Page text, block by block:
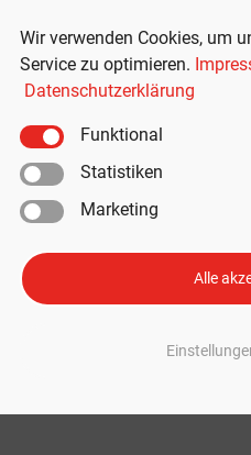
Wir verwenden Cookies, um
Service zu optimieren.
Datenschutzerklärung
Funktional
Statistiken
Marketing
Alle
in Europa?
– und könnte bald auch in
Das ist der Stand „Tesla